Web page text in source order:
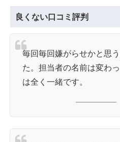
良くない口コミ評判
毎回毎回嫌がらせかと思
た。担当者の名前は変わ
は全く一緒です。